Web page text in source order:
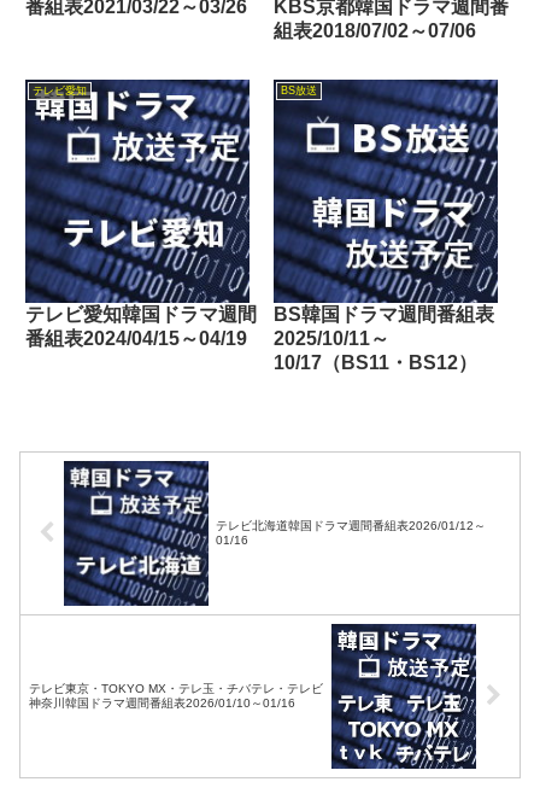
番組表2021/03/22～03/26
KBS京都韓国ドラマ週間番
組表2018/07/02～07/06
テレビ愛知
テレビ愛知韓国ドラマ週間
番組表2024/04/15～04/19
BS放送
BS韓国ドラマ週間番組表
2025/10/11～
10/17（BS11・BS12）
テレビ北海道韓国ドラマ週間番組表2026/01/12～
01/16
テレビ東京・TOKYO MX・テレ玉・チバテレ・テレビ
神奈川韓国ドラマ週間番組表2026/01/10～01/16